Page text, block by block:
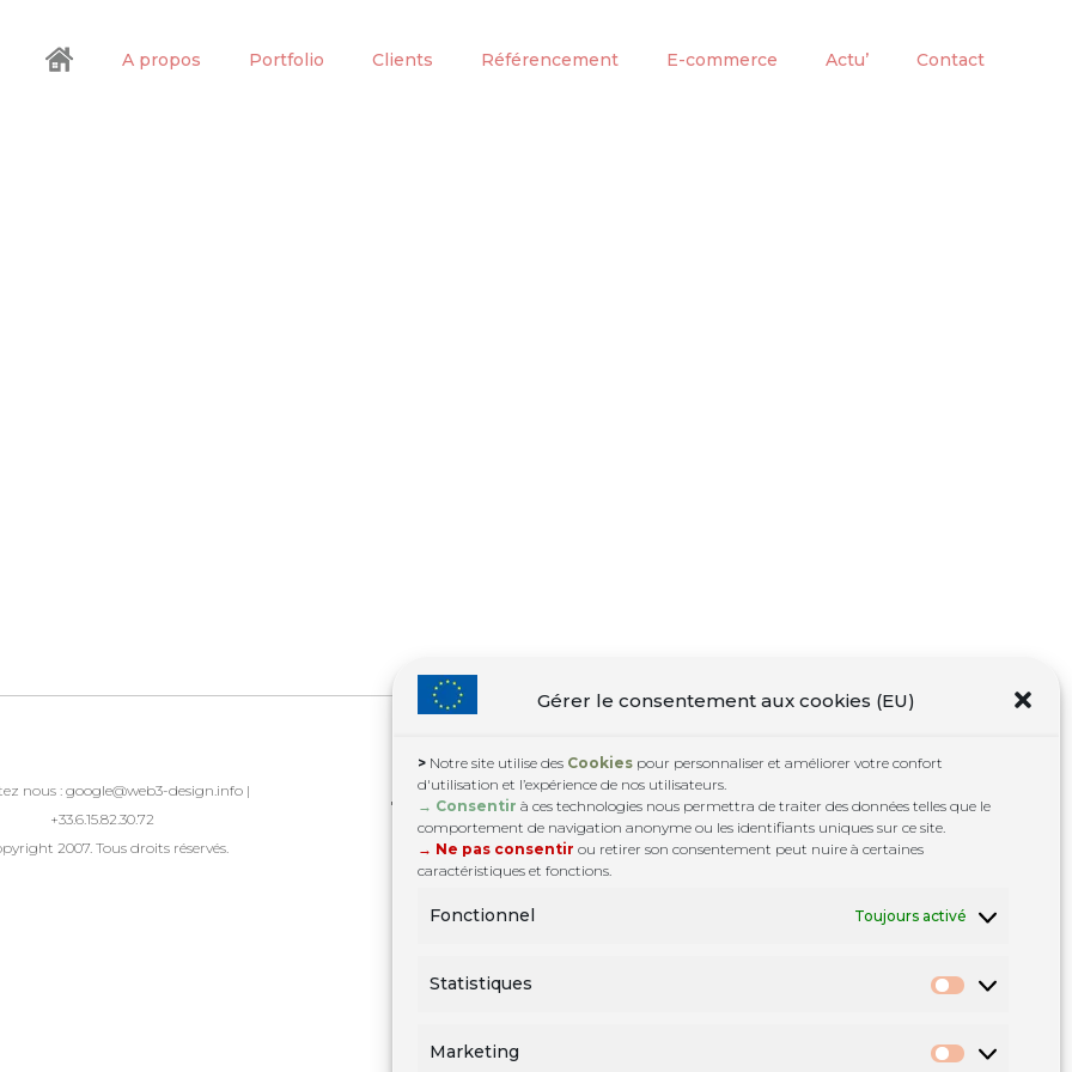
Gérer le consentement aux cookies (EU)
> Notre site utilise des Cookies pour personnaliser et améliorer votre confort
d'utilisation et l’expérience de nos utilisateurs.
→ Consentir à ces technologies nous permettra de traiter des données telles que le
comportement de navigation anonyme ou les identifiants uniques sur ce site.
→ Ne pas consentir ou retirer son consentement peut nuire à certaines
caractéristiques et fonctions.
Fonctionnel Toujours activé
Statistiques
Statistiques
Marketing
Marketing
A propos Portfolio Clients Référencement E-commerce Actu’ Contact
nous : google@web3-design.info|
+33.6.15.82.30.72
2007. Tous droits réservés.
Translate ↓